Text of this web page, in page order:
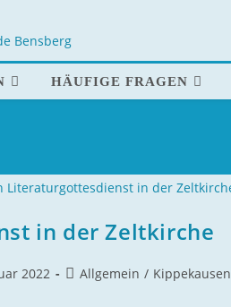
HÄUFIGE FRAGEN
in der Zeltkirche
2022 Allgemein / Kippekausen